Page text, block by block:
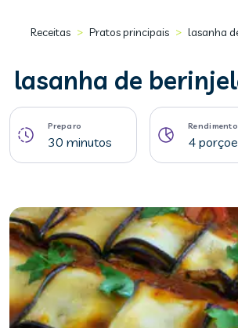
Receitas > Pratos principais > lasanha
lasanha de
Preparo
30 minutos
Rendimento
4